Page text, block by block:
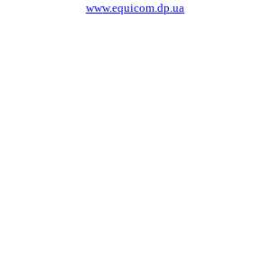
www.equicom.dp.ua